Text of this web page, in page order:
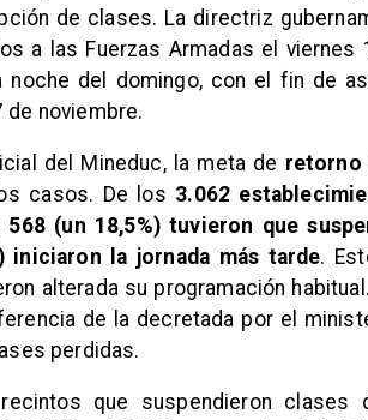
de clases. La directriz
a las Fuerzas Armadas el viernes
noche del domingo, con el fin de
noviembre.
del Mineduc, la meta de retorno
casos. De los 3.062
568 (un 18,5%) tuvieron que
iniciaron la jornada más tarde.
alterada su programación
de la decretada por el
perdidas.
que suspendieron clases